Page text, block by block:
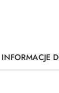
INFORMACJE